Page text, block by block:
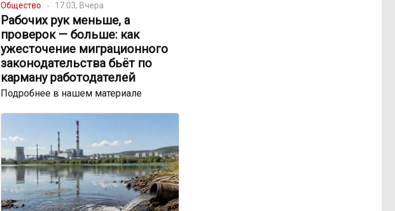
Общество 17:03, Вчера
Рабочих рук меньше, а
проверок — больше: как
ужесточение миграционного
законодательства бьёт по
карману работодателей
Подробнее в нашем материале